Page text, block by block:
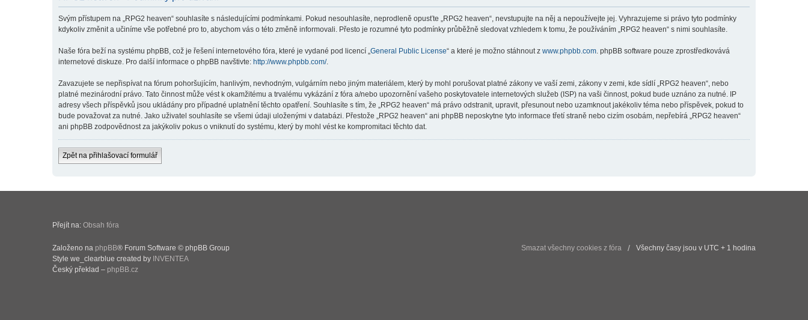
Svým přístupem na „RPG2 heaven“ souhlasíte s následujícími podmínkami. Pokud nesouhlasíte, neprodleně opusťte „RPG2 heaven“, nevstupujte na něj a nepoužívejte jej. Vyhrazujeme si právo tyto podmínky
kdykoliv změnit a učiníme vše potřebné pro to, abychom vás o této změně informovali. Přesto je rozumné tyto podmínky průběžně sledovat vzhledem k tomu, že používáním „RPG2 heaven“ s nimi souhlasíte.
Naše fóra beží na systému phpBB, což je řešení internetového fóra, které je vydané pod licencí „General Public License“ a které je možno stáhnout z www.phpbb.com. phpBB software pouze zprostředkovává
internetové diskuze. Pro další informace o phpBB navštivte: http://www.phpbb.com/.
Zavazujete se nepřispívat na fórum pohoršujícím, hanlivým, nevhodným, vulgárním nebo jiným materiálem, který by mohl porušovat platné zákony ve vaší zemi, zákony v zemi, kde sídlí „RPG2 heaven“, nebo
platné mezinárodní právo. Tato činnost může vést k okamžitému a trvalému vykázání z fóra a/nebo upozornění vašeho poskytovatele internetových služeb (ISP) na vaši činnost, pokud bude uznáno za nutné. IP
adresy všech příspěvků jsou ukládány pro případné uplatnění těchto opatření. Souhlasíte s tím, že „RPG2 heaven“ má právo odstranit, upravit, přesunout nebo uzamknout jakékoliv téma nebo příspěvek, pokud to
bude považovat za nutné. Jako uživatel souhlasíte se všemi údaji uloženými v databázi. Přestože „RPG2 heaven“ ani phpBB neposkytne tyto informace třetí straně nebo cizím osobám, nepřebírá „RPG2 heaven“
ani phpBB zodpovědnost za jakýkoliv pokus o vniknutí do systému, který by mohl vést ke kompromitaci těchto dat.
Zpět na přihlašovací formulář
Přejít na: Obsah fóra
Smazat všechny cookies z fóra Všechny časy jsou v UTC + 1 hodina
Založeno na phpBB® Forum Software © phpBB Group
Style we_clearblue created by INVENTEA
Český překlad – phpBB.cz